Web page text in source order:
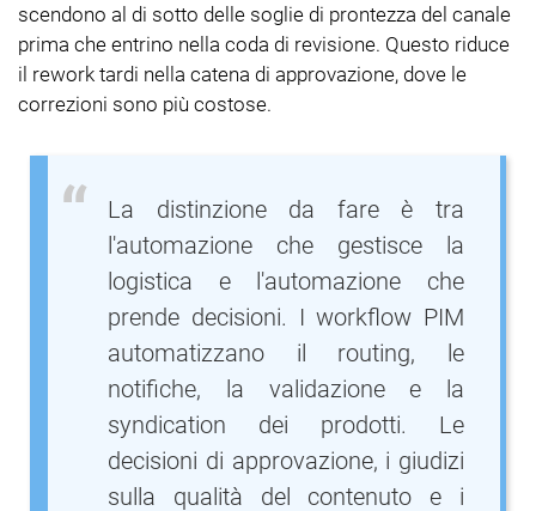
scendono al di sotto delle soglie di prontezza del canale
prima che entrino nella coda di revisione. Questo riduce
il rework tardi nella catena di approvazione, dove le
correzioni sono più costose.
La distinzione da fare è tra
l'automazione che gestisce la
logistica e l'automazione che
prende decisioni. I workflow PIM
automatizzano il routing, le
notifiche, la validazione e la
syndication dei prodotti. Le
decisioni di approvazione, i giudizi
sulla qualità del contenuto e i